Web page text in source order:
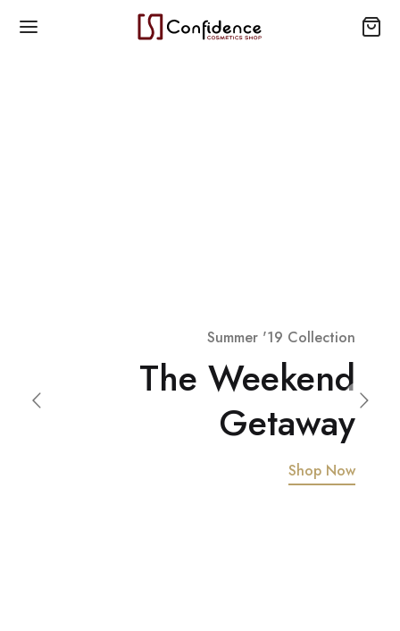
Summer '19 Collection
The Weekend
Getaway
Shop Now